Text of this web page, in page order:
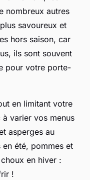
nombreux autres
savoureux et
hors saison, car
ils sont souvent
pour votre porte-
en limitant votre
varier vos menus
asperges au
été, pommes et
en hiver :
!